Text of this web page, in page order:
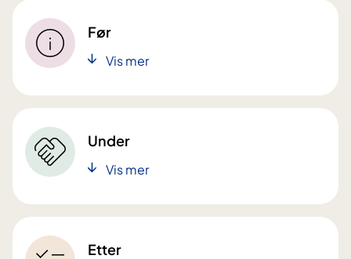
Før
Vis mer
Under
Vis mer
Etter